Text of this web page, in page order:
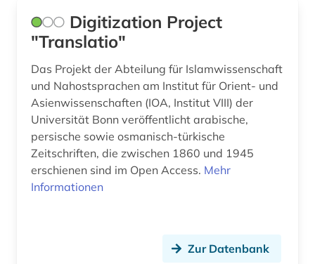
Digitization Project
"Translatio"
Das Projekt der Abteilung für Islamwissenschaft
und Nahostsprachen am Institut für Orient- und
Asienwissenschaften (IOA, Institut VIII) der
Universität Bonn veröffentlicht arabische,
persische sowie osmanisch-türkische
Zeitschriften, die zwischen 1860 und 1945
erschienen sind im Open Access. Mehr
Informationen
Zur Datenbank